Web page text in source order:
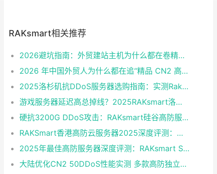
RAKsmart相关推荐
2026避坑指南：外贸建站主机为什么都在卷精品CN2？
2026 年中国外贸人为什么都在追“精品 CN2 高防服务器”？
2025洛杉矶抗DDoS服务器选购指南：实测RakSmart延迟与防御力
游戏服务器延迟高总掉线？2025RAKsmart洛杉矶 CN2 GIA 服务器租用指南
硬抗3200G DDoS攻击：RAKsmart硅谷高防服务器CN2 GIA线路评测
RAKSmart香港高防云服务器2025深度评测：延迟、防御与性价比实测（跨境电商/直播首选）
2025年最佳高防服务器深度评测：RAKsmart SV E3-1230成性价比黑马
大陆优化CN2 50DDoS性能实测 多款高防独立服务器半价续费同享